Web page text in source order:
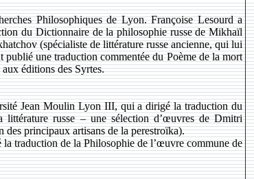
Philosophiques de Lyon. Françoise Lesourd a
du Dictionnaire de la philosophie russe de Mikhaïl
(spécialiste de littérature russe ancienne, qui lui
une traduction commentée du Poème de la mort
éditions des Syrtes.
Jean Moulin Lyon III, qui a dirigé la traduction du
russe – une sélection d’œuvres de Dmitri
des principaux artisans de la perestroïka).
traduction de la Philosophie de l’œuvre commune de